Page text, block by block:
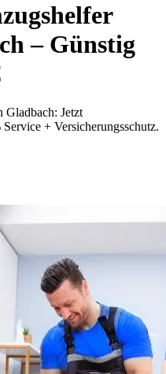
– Günstig
Gladbach: Jetzt
+ Versicherungsschutz.